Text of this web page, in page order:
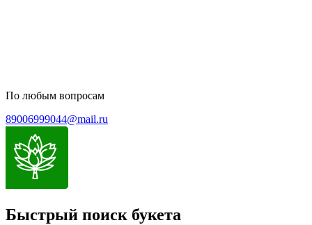
По любым вопросам
89006999044@mail.ru
Быстрый поиск букета